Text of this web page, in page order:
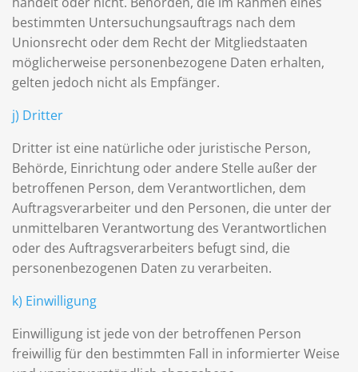
bestimmten Untersuchungsauftrags nach dem
Unionsrecht oder dem Recht der Mitgliedstaaten
möglicherweise personenbezogene Daten erhalten,
gelten jedoch nicht als Empfänger.
j) Dritter
Dritter ist eine natürliche oder juristische Person,
Behörde, Einrichtung oder andere Stelle außer der
betroffenen Person, dem Verantwortlichen, dem
Auftragsverarbeiter und den Personen, die unter der
unmittelbaren Verantwortung des Verantwortlichen
oder des Auftragsverarbeiters befugt sind, die
personenbezogenen Daten zu verarbeiten.
k) Einwilligung
Einwilligung ist jede von der betroffenen Person
freiwillig für den bestimmten Fall in informierter Weise